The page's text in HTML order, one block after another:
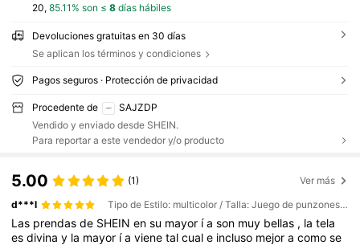
20, 85.11% son ≤ 8días hábiles
Devoluciones gratuitas en 30 días
Se aplican los términos y condiciones
Pagos seguros · Protección de privacidad
Procedente de
SAJZDP
Vendido y enviado desde SHEIN.
Para reportar a este vendedor y/o producto
5.00 (1) Ver más
d***l Tipo de Estilo: multicolor / Talla: Juego de punzones + enhebrador
Las prendasde SHEINensu mayor íason muy bellas , latela
esdivinay la mayor íavienetalcuale incluso mejoracomose